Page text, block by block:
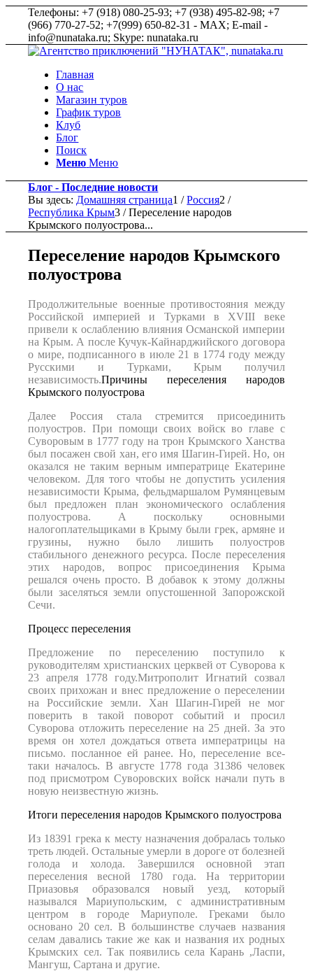
Телефоны: +7 (918) 080-25-93; +7 (938) 495-82-98; +7
(966) 770-27-52; +7(999) 650-82-31 - MAX; E-mail -
info@nunataka.ru; Skype: nunataka.ru
Главная
О нас
Магазин туров
График туров
Клуб
Блог
Поиск
Меню Меню
Блог - Последние новости
Вы здесь: Домашняя страница1 / Россия2 /
Республика Крым3 / Переселение народов
Крымского полуострова...
Переселение народов Крымского
полуострова
Продолжительные военные противостояния между
Российской империей и Турками в XVIII веке
привели к ослаблению влияния Османской империи
на Крым. А после Кучук-Кайнарджийского договора
о мире, подписанного в июле 21 в 1774 году между
Русскими и Турками, Крым получил
независимость.Причины переселения народов
Крымского полуострова
Далее Россия стала стремится присоединить
полуостров. При помощи своих войск во главе с
Суворовым в 1777 году на трон Крымского Ханства
был посажен свой хан, его имя Шагин-Гирей. Но, он
оказался не таким верным императрице Екатерине
человеком. Для того чтобы не допустить усиления
независимости Крыма, фельдмаршалом Румянцевым
был предложен план экономического ослабления
полуострова. А поскольку основными
налогоплательщиками в Крыму были грек, армяне и
грузины, нужно было лишить полуостров
стабильного денежного ресурса. После переселения
этих народов, вопрос присоединения Крыма
решался очень просто. В добавок к этому должны
были заселяться земли опустошенной Запорожской
Сечи.
Процесс переселения
Предложение по переселению поступило к
руководителям христианских церквей от Суворова к
23 апреля 1778 году.Митрополит Игнатий созвал
своих прихожан и внес предложение о переселении
на Российские земли. Хан Шагин-Гирей не мог
поверить в такой поворот событий и просил
Суворова отложить переселение на 25 дней. За это
время он хотел дождаться ответа императрицы на
письмо. посланное ей ранее. Но, переселение все-
таки началось. В августе 1778 года 31386 человек
под присмотром Суворовских войск начали путь в
новую неизвестную жизнь.
Итоги переселения народов Крымского полуострова
Из 18391 грека к месту назначения добралась только
треть людей. Остальные умерли в дороге от болезней
голода и холода. Завершился основной этап
переселения весной 1780 года. На территории
Приазовья образовался новый уезд, который
назывался Мариупольским, с административным
центром в городе Мариуполе. Греками было
основано 20 сел. В большинстве случаев названия
селам давались такие же как и названия их родных
Крымских сел. Так появились села Карань ,Ласпи,
Мангуш, Сартана и другие.